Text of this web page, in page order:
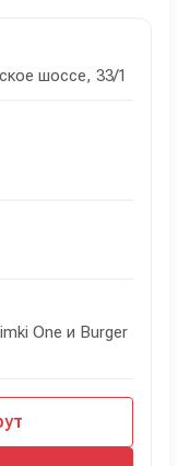
шоссе, 33/1
One и Burger